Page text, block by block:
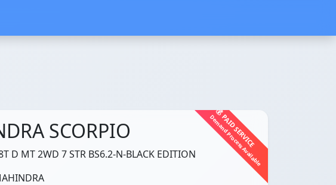
💰 PAID SERVICE
Demand Process Available
SCORPIO
D MT 2WD 7 STR BS6.2-N-BLACK EDITION